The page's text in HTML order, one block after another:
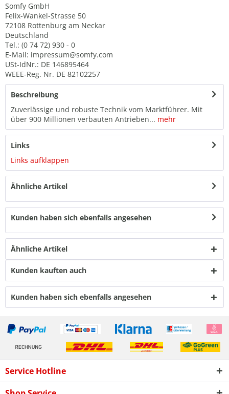
Somfy GmbH
Felix-Wankel-Strasse 50
72108 Rottenburg am Neckar
Deutschland
Tel.: (0 74 72) 930 - 0
E-Mail: impressum@somfy.com
USt-IdNr.: DE 146895464
WEEE-Reg. Nr. DE 82102257
Beschreibung
Zuverlässige und robuste Technik vom Marktführer. Mit
über 900 Millionen verbauten Antrieben... mehr
Links
Links aufklappen
Ähnliche Artikel
Kunden haben sich ebenfalls angesehen
Ähnliche Artikel
Kunden kauften auch
Kunden haben sich ebenfalls angesehen
Service Hotline